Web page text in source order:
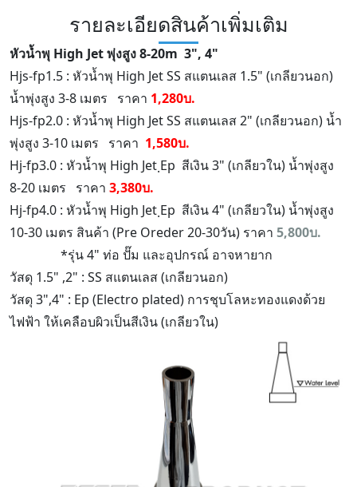
รายละเอียดสินค้าเพิ่มเติม
หัวน้ำพุ High Jet พุ่งสูง 8-20m 3", 4"
Hjs-fp1.5 : หัวน้ำพุ High Jet SS สแตนเลส 1.5" (เกลียวนอก)
น้ำพุ่งสูง 3-8 เมตร ราคา 1,280บ.
Hjs-fp2.0 : หัวน้ำพุ High Jet SS สแตนเลส 2" (เกลียวนอก) น้ำ
พุ่งสูง 3-10 เมตร ราคา 1,580บ.
Hj-fp3.0 : หัวน้ำพุ High Jet ฺEp สีเงิน 3" (เกลียวใน) น้ำพุ่งสูง
8-20 เมตร ราคา 3,380บ.
Hj-fp4.0 : หัวน้ำพุ High Jet ฺEp สีเงิน 4" (เกลียวใน) น้ำพุ่งสูง
10-30 เมตร สินค้า (Pre Oreder 20-30วัน) ราคา 5,800บ.
*รุ่น 4" ท่อ ปั๊ม และอุปกรณ์ อาจหายาก
วัสดุ 1.5" ,2" : SS สแตนเลส (เกลียวนอก)
วัสดุ 3",4" : Ep (Electro plated) การชุบโลหะทองแดงด้วย
ไฟฟ้า ให้เคลือบผิวเป็นสีเงิน (เกลียวใน)